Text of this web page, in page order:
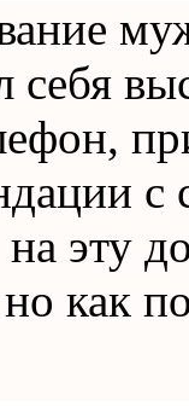
себя
эту
как